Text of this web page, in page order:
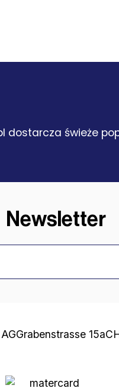
dostarcza świeże
Newsletter
Grabenstrasse 15a